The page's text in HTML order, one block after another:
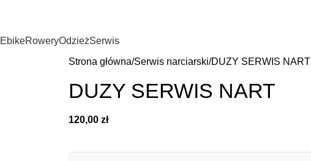
EbikeRoweryOdzieżSerwis
Strona główna Serwis narciarski DUZY SERWIS NART
DUZY SERWIS NART
120,00 zł